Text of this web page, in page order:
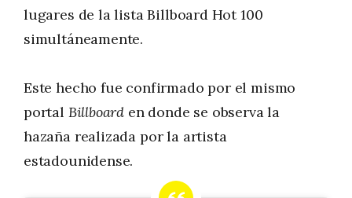
lugares de la lista Billboard Hot 100
simultáneamente.
Este hecho fue confirmado por el mismo
portal Billboard en donde se observa la
hazaña realizada por la artista
estadounidense.